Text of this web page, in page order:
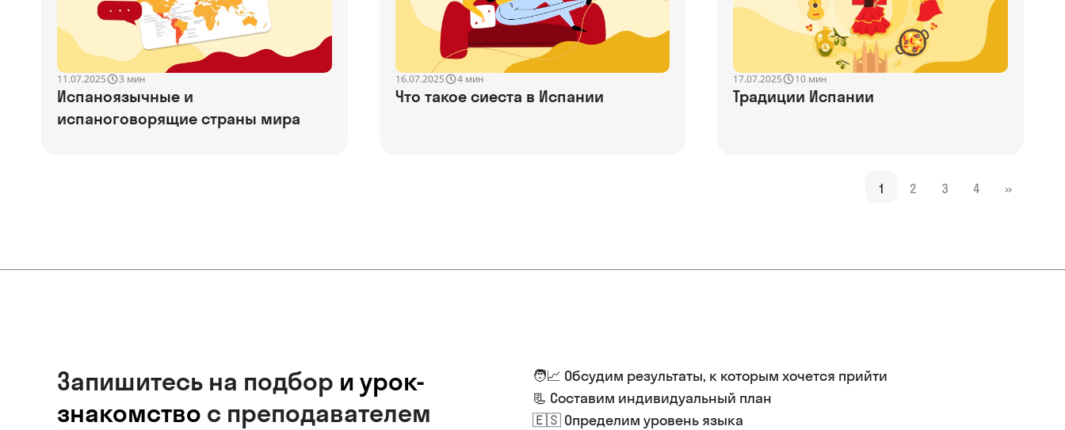
11.07.2025 3 мин
Испаноязычные и
испаноговорящие страны мира
16.07.2025 4 мин
Что такое сиеста в Испании
17.07.2025 10 мин
Традиции Испании
1 2 3 4 »
Запишитесь на подбор и урок-
знакомство с преподавателем
🧑📈 Обсудим результаты, к которым хочется прийти
📃 Составим индивидуальный план
🇪🇸 Определим уровень языка